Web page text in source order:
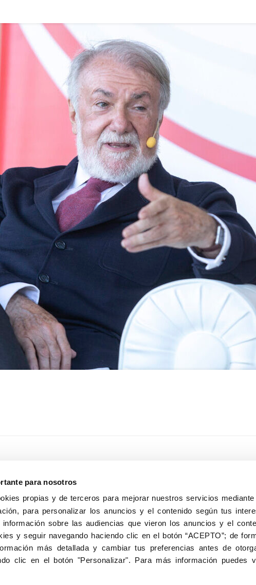
para nosotros
propias y de terceros para mejorar nuestros servicios
para personalizar los anuncios y el contenido según tus
información sobre las audiencias que vieron los anuncios y el
y seguir navegando haciendo clic en el botón “ACEPTO”; de
más detallada y cambiar tus preferencias antes de
clic en el botón "Personalizar". Para más información puedes
28040, Madrid
Aviso Legal